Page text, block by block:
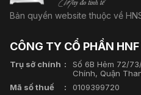
Bản quyền website thuộc về
CÔNG TY CỔ PHẦN
Trụ sở chính
Số 6B Hẻm 72/
Chính, Quận
Mã số thuế
0109399720